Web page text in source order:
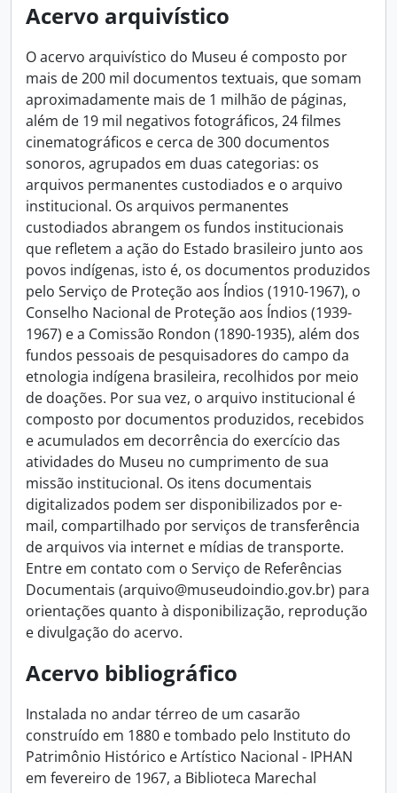
Acervo arquivístico
O acervo arquivístico do Museu é composto por
mais de 200 mil documentos textuais, que somam
aproximadamente mais de 1 milhão de páginas,
além de 19 mil negativos fotográficos, 24 filmes
cinematográficos e cerca de 300 documentos
sonoros, agrupados em duas categorias: os
arquivos permanentes custodiados e o arquivo
institucional. Os arquivos permanentes
custodiados abrangem os fundos institucionais
que refletem a ação do Estado brasileiro junto aos
povos indígenas, isto é, os documentos produzidos
pelo Serviço de Proteção aos Índios (1910-1967), o
Conselho Nacional de Proteção aos Índios (1939-
1967) e a Comissão Rondon (1890-1935), além dos
fundos pessoais de pesquisadores do campo da
etnologia indígena brasileira, recolhidos por meio
de doações. Por sua vez, o arquivo institucional é
composto por documentos produzidos, recebidos
e acumulados em decorrência do exercício das
atividades do Museu no cumprimento de sua
missão institucional. Os itens documentais
digitalizados podem ser disponibilizados por e-
mail, compartilhado por serviços de transferência
de arquivos via internet e mídias de transporte.
Entre em contato com o Serviço de Referências
Documentais (arquivo@museudoindio.gov.br) para
orientações quanto à disponibilização, reprodução
e divulgação do acervo.
Acervo bibliográfico
Instalada no andar térreo de um casarão
construído em 1880 e tombado pelo Instituto do
Patrimônio Histórico e Artístico Nacional - IPHAN
em fevereiro de 1967, a Biblioteca Marechal